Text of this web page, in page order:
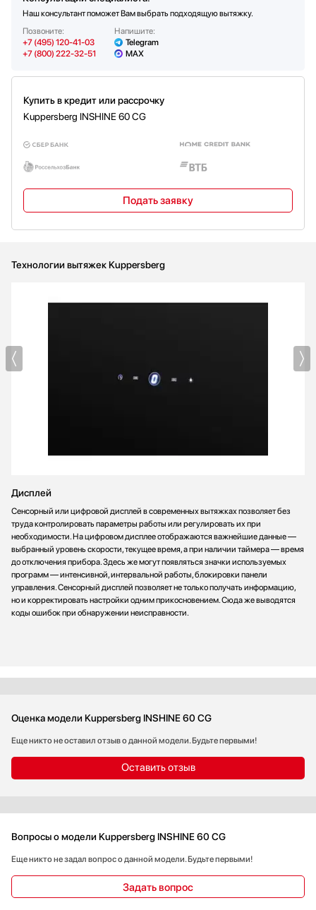
Количество ламп освещения
Мощность каждой лампы (Вт)
Наш консультант поможет Вам выбрать подходящую вытяжку.
Позвоните:
+7 (495) 120-41-03
+7 (800) 222-32-51
Напишите:
Telegram
MAX
Купить в кредит или рассрочку
Kuppersberg INSHINE 60 CG
Подать заявку
Технологии вытяжек Kuppersberg
Дисплей
Сенсорный или цифровой дисплей в современных вытяжках позволяет без
труда контролировать параметры работы или регулировать их при
необходимости. На цифровом дисплее отображаются важнейшие данные —
выбранный уровень скорости, текущее время, а при наличии таймера — время
до отключения прибора. Здесь же могут появляться значки используемых
программ — интенсивной, интервальной работы, блокировки панели
управления. Сенсорный дисплей позволяет не только получать информацию,
но и корректировать настройки одним прикосновением. Сюда же выводятся
коды ошибок при обнаружении неисправности.
Оценка модели Kuppersberg INSHINE 60 CG
Еще никто не оставил отзыв о данной модели. Будьте первыми!
Оставить отзыв
Вопросы о модели Kuppersberg INSHINE 60 CG
Еще никто не задал вопрос о данной модели. Будьте первыми!
Задать вопрос